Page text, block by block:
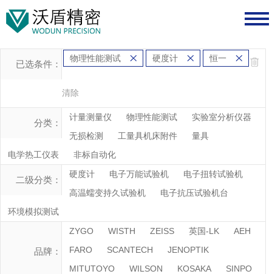
已选条件：
物理性能测试 硬度计 恒一
清除
分类：
计量测量仪 物理性能测试
实验室分析仪器
无损检测
工量具机床附件
量具
电学热工仪表
非标自动化
二级分类：
硬度计 电子万能试验机
电子扭转试验机
高温蠕变持久试验机
电子抗压试验机台
环境模拟测试
品牌：
ZYGO WISTH ZEISS 英国-LK
AEH
FARO
SCANTECH
JENOPTIK
MITUTOYO
WILSON KOSAKA
SINPO